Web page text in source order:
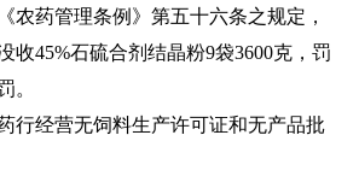
农药管理条例》第五十六条之规定，
收45%石硫合剂结晶粉9袋3600克，罚
。
行经营无饲料生产许可证和无产品批